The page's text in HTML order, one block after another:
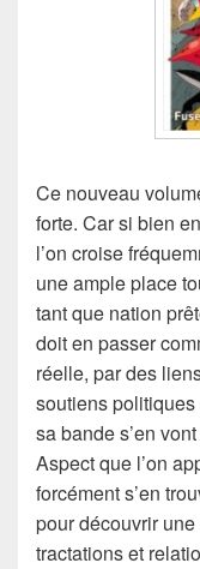
Ce nouveau
forte. Car si bien
l’on croise
une ample place
tant que nation
doit en passer
réelle, par des
soutiens
sa bande s’en
Aspect que l’on
forcément s’en
pour découvrir
tractations et